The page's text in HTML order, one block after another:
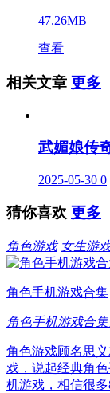
47.26MB
查看
相关文章 更多
武媚娘传
2025-05-30 0
猜你喜欢 更多
角色游戏 女生游
角色手机游戏合集
角色手机游戏合
角色游戏顾名思
戏，说起经典角
机游戏，相信很